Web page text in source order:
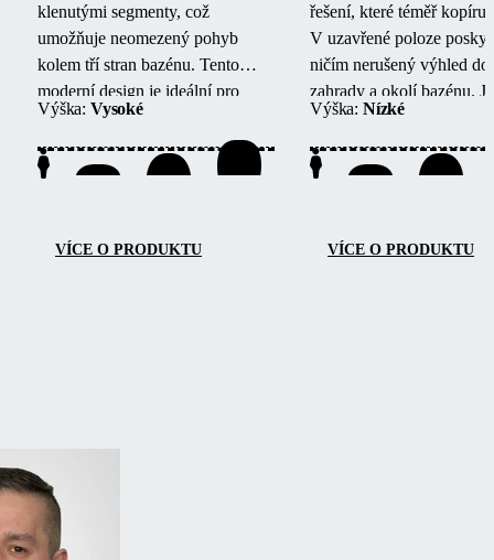
klenutými segmenty, což
umožňuje neomezený pohyb
kolem tří stran bazénu. Tento
moderní design je ideální pro
bazény umístěné vedle budov
nebo stěn.
Výška: Vysoké
VÍCE O PRODUKTU
řešení, které téměř
V uzavřené poloze
ničím nerušený výhled do
zahrady a okolí bazénu.
jednokolejnicový systém
bezbariérový přístup ze tří
snadnou údržbu a lehkou
Výška: Nízké
VÍCE O PRODUKTU